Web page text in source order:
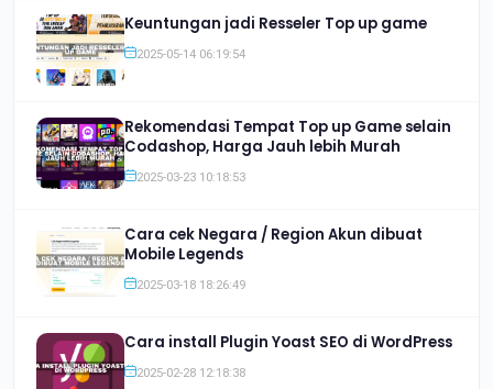
Keuntungan jadi Resseler Top up game
2025-05-14 06:19:54
Rekomendasi Tempat Top up Game selain
Codashop, Harga Jauh lebih Murah
2025-03-23 10:18:53
Cara cek Negara / Region Akun dibuat
Mobile Legends
2025-03-18 18:26:49
Cara install Plugin Yoast SEO di WordPress
2025-02-28 12:18:38